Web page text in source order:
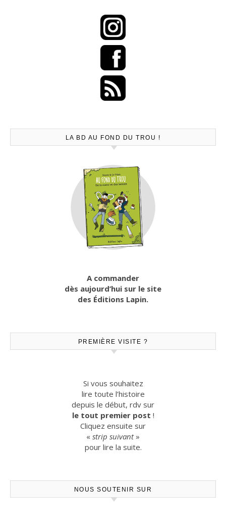
LA BD AU FOND DU TROU !
A commander
dès aujourd’hui sur le site
des Éditions Lapin.
PREMIÈRE VISITE ?
Si vous souhaitez
lire toute l’histoire
depuis le début, rdv sur
le tout premier post !
Cliquez ensuite sur
« strip suivant»
pour lire la suite.
NOUS SOUTENIR SUR